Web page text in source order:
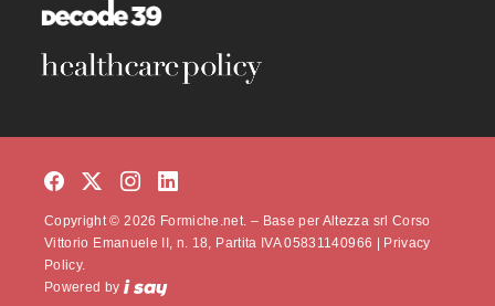
Copyright © 2026 Formiche.net. – Base per Altezza srl Corso
Vittorio Emanuele II, n. 18, Partita IVA 05831140966 |
Privacy
Policy.
Powered by